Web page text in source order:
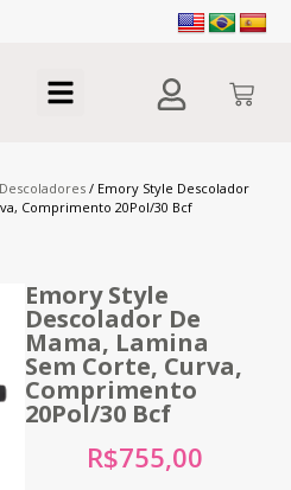
Descoladores / Emory Style Descolador
Comprimento 20Pol/30 Bcf
Emory Style
Descolador De
Mama, Lamina
Sem Corte, Curva,
Comprimento
20Pol/30 Bcf
R$755,00